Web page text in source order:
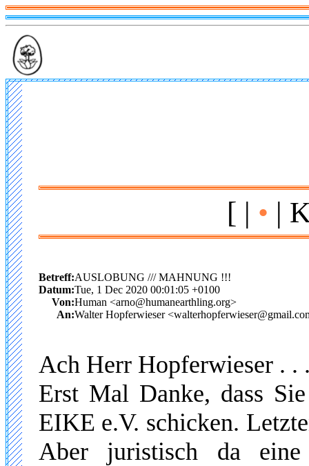
[ | • |
Betreff:AUSLOBUNG /// MAHNUNG !!!
Datum:Tue, 1 Dec 2020 00:01:05 +0100
Von:Human <arno@humanearthling.org>
An:Walter Hopferwieser
Ach Herr Hopferwieser . .
Erst Mal Danke, dass
EIKE e.V. schicken.
Aber juristisch da